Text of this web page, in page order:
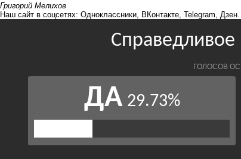
Григорий Мелихов
Наш сайт в соцсетях: Одноклассники ВКонтакте Telegram Дзен